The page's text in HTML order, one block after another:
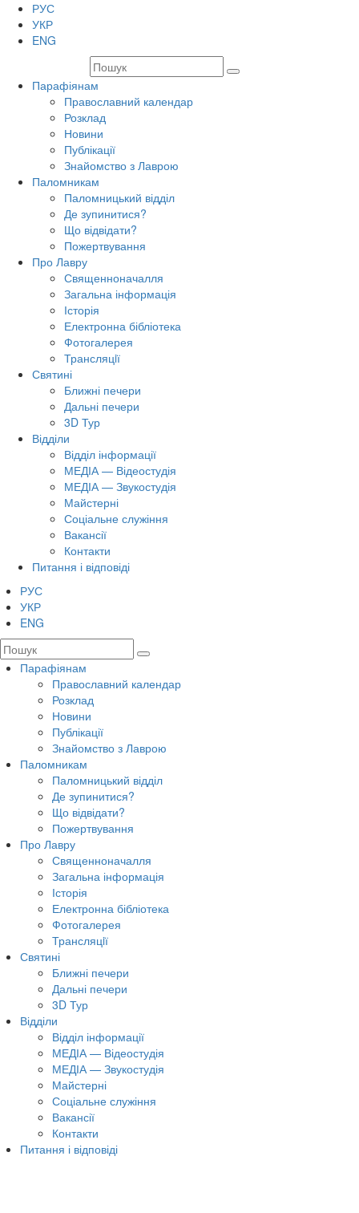
РУС
УКР
ENG
Парафіянам
Православний календар
Розклад
Новини
Публікації
Знайомство з Лаврою
Паломникам
Паломницький відділ
Де зупинитися?
Що відвідати?
Пожертвування
Про Лавру
Священноначалля
Загальна інформація
Історія
Електронна бібліотека
Фотогалерея
Трансляцiї
Святині
Ближні печери
Дальні печери
3D Тур
Відділи
Відділ інформації
МЕДІА — Відеостудія
МЕДІА — Звукостудія
Майстерні
Соціальне служіння
Вакансії
Контакти
Питання і відповіді
РУС
УКР
ENG
Парафіянам
Православний календар
Розклад
Новини
Публікації
Знайомство з Лаврою
Паломникам
Паломницький відділ
Де зупинитися?
Що відвідати?
Пожертвування
Про Лавру
Священноначалля
Загальна інформація
Історія
Електронна бібліотека
Фотогалерея
Трансляцiї
Святині
Ближні печери
Дальні печери
3D Тур
Відділи
Відділ інформації
МЕДІА — Відеостудія
МЕДІА — Звукостудія
Майстерні
Соціальне служіння
Вакансії
Контакти
Питання і відповіді